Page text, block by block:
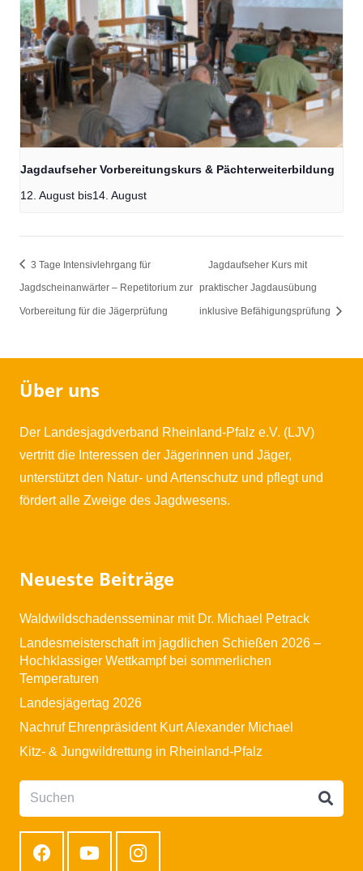
Jagdaufseher Vorbereitungskurs & Pächterweiterbildung
12. August bis14. August
3 Tage Intensivlehrgang für
Jagdscheinanwärter – Repetitorium zur
Vorbereitung für die Jägerprüfung
Jagdaufseher Kurs mit
praktischer Jagdausübung
inklusive Befähigungsprüfung
Über uns
Der Landesjagdverband Rheinland-Pfalz e.V. (LJV)
vertritt die Interessen der Jägerinnen und Jäger,
unterstützt den Natur- und Artenschutz und pflegt und
fördert alle Zweige des Jagdwesens.
Neueste Beiträge
Waldwildschadensseminar mit Dr. Michael Petrack
Landesmeisterschaft im jagdlichen Schießen 2026 –
Hochklassiger Wettkampf bei sommerlichen
Temperaturen
Landesjägertag 2026
Nachruf Ehrenpräsident Kurt Alexander Michael
Kitz- & Jungwildrettung in Rheinland-Pfalz